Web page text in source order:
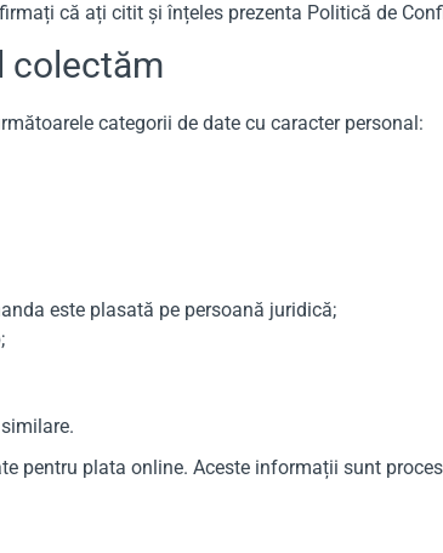
că ați citit și înțeles prezenta Politică de
colectăm
categorii de date cu caracter personal:
este plasată pe persoană juridică;
pentru plata online. Aceste informații sunt